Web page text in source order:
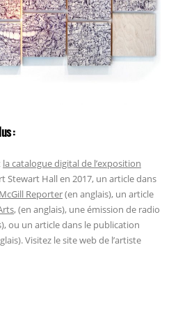
:
la catalogue digital de l’exposition
Stewart Hall en 2017, un article dans
McGill Reporter(en anglais), un article
, (en anglais), une émission de radio
ou un article dans le publication
Visitez le site web de l’artiste